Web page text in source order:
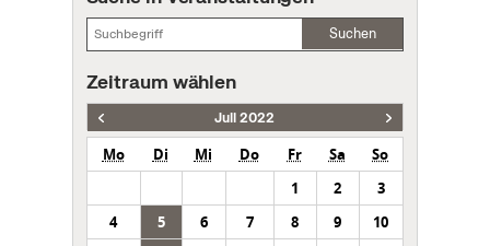
Suchen
Zeitraum wählen
Juli 2022
Mo Di Mi Do Fr Sa
So
1
2
3
4
5 6 7 8 9
10